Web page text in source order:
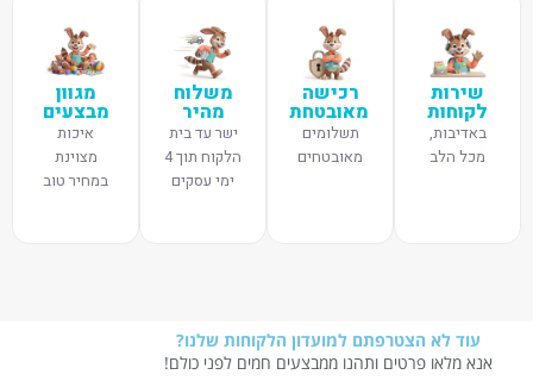
שירות
לקוחות
באדיבות,
מכל הלב
רכישה
מאובטחת
תשלומים
מאובטחים
משלוח
מהיר
ישר עד בית
הלקוח תוך 4
ימי עסקים
מגוון
מבצעים
איכות
מצוינת
במחיר טוב
עוד לא הצטרפתם למועדון הלקוחות שלנו?
אנא מלאו פרטים ותהנו ממבצעים חמים לפני כולם!